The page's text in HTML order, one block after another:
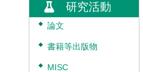
研究活動
◆ 論文
◆ 書籍等出版物
◆ MISC